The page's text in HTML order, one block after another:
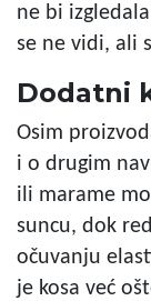
ne bi
se ne vidi, ali
Dodatni
Osim
i o drugim
ili marame
suncu, dok
očuvanju
je kosa već